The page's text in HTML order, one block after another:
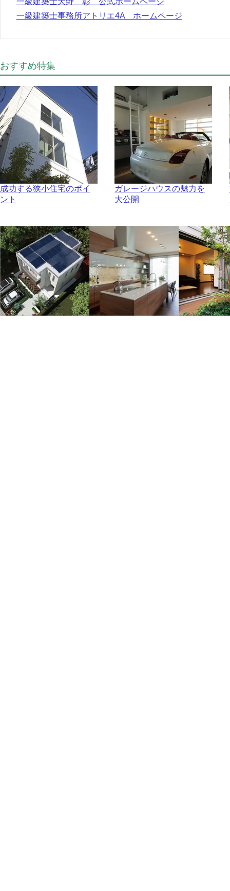
一級建築士事務所アトリエ4A ホームページ
おすすめ特集
成功する狭小住宅のポイ
ント
ガレージハウスの魅力を
大公開